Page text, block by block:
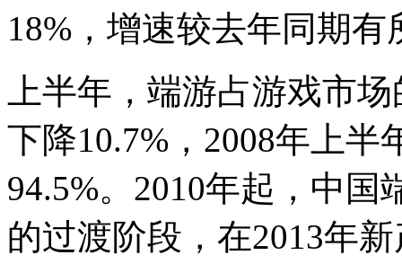
18%，增速较去年同期有
上半年，端游占游戏市
下降10.7%，2008年上
94.5%。2010年起，中
的过渡阶段，在2013年